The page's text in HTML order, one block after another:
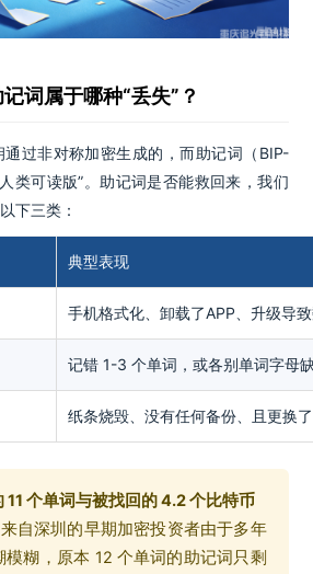
词属于哪种“丢失”？
过非对称加密生成的，而助记词（BIP-
类可读版”。助记词是否能救回来，我们
下三类：
典型表现
手机格式化、卸载了APP、升级导
记错 1-3 个单词，或各别单词字母
纸条烧毁、没有任何备份、且更换
11 个单词与被找回的 4.2 个比特币
自深圳的早期加密投资者由于多年
糊，原本 12 个单词的助记词只剩